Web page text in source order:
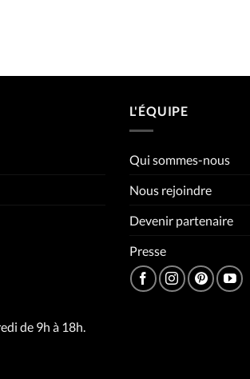
de 9h à 18h.
L'ÉQUIPE
Qui sommes-nous
Nous rejoindre
Devenir partenaire
Presse